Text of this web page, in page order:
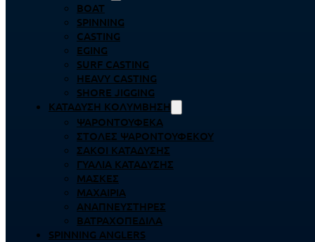
BOAT
SPINNING
CASTING
EGING
SURF CASTING
HEAVY CASTING
SHORE JIGGING
ΚΑΤΆΔΥΣΗ ΚΟΛΎΜΒΗΣΗ
ΨΑΡΟΝΤΟΎΦΕΚΑ
ΣΤΟΛΈΣ ΨΑΡΟΝΤΟΎΦΕΚΟΥ
ΣΆΚΟΙ ΚΑΤΆΔΥΣΗΣ
ΓΥΑΛΙΆ ΚΑΤΆΔΥΣΗΣ
ΜΆΣΚΕΣ
ΜΑΧΑΊΡΙΑ
ΑΝΑΠΝΕΥΣΤΉΡΕΣ
ΒΑΤΡΑΧΟΠΈΔΙΛΑ
SPINNING ANGLERS